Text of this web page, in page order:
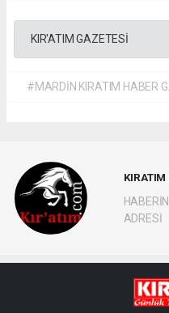
KIR'ATIM GAZETESİ
#MARDİN KIRATIM HABER
KIRATIM
ADRESİ